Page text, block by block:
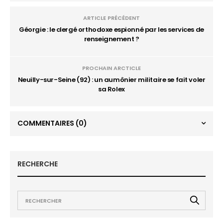
ARTICLE PRÉCÉDENT
Géorgie : le clergé orthodoxe espionné par les services de
renseignement ?
PROCHAIN ARCTICLE
Neuilly-sur-Seine (92) : un aumônier militaire se fait voler
sa Rolex
COMMENTAIRES (0)
RECHERCHE